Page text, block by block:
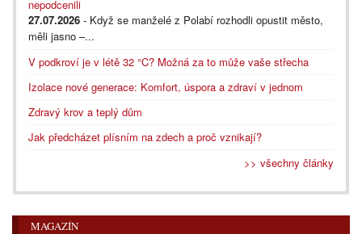
nepodcenili
27.07.2026 - Když se manželé z Polabí rozhodli opustit město,
měli jasno –...
V podkroví je v létě 32 °C? Možná za to může vaše střecha
Izolace nové generace: Komfort, úspora a zdraví v jednom
Zdravý krov a teplý dům
Jak předcházet plísním na zdech a proč vznikají?
>> všechny články
MAGAZÍN